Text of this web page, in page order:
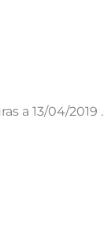
a 13/04/2019 .